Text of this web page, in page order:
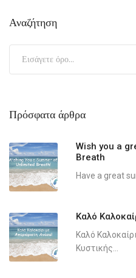
Αναζήτηση
Πρόσφατα άρθρα
Wish you a
Breath
Have a great
Καλό
Καλό
Κυστικής...